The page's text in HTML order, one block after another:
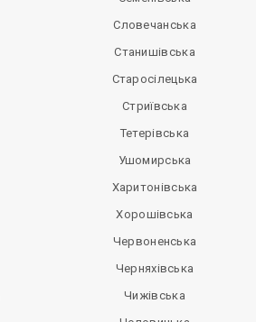
Словечанська
Станишівська
Старосілецька
Стриївська
Тетерівська
Ушомирська
Харитонівська
Хорошівська
Червоненська
Черняхівська
Чижівська